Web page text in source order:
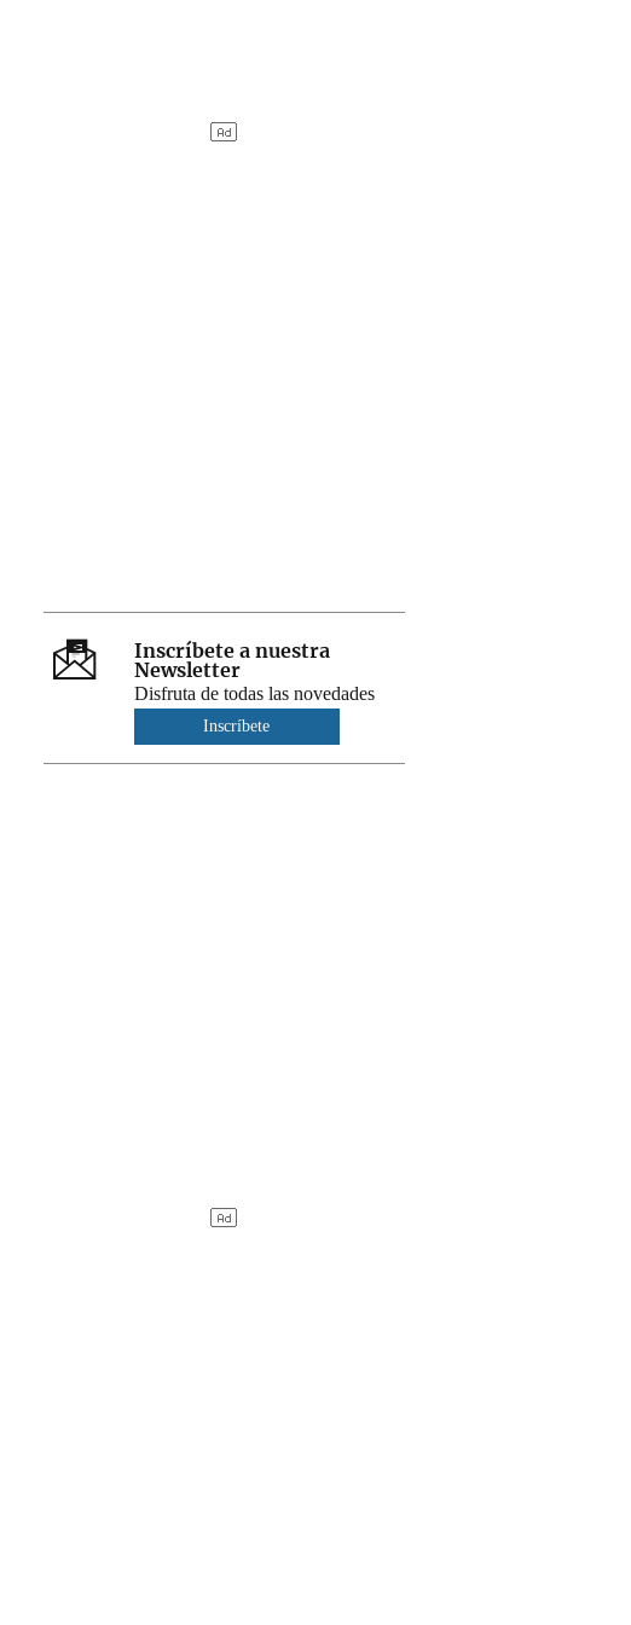
Inscríbete a nuestra
Newsletter
Disfruta de todas las novedades
Inscríbete